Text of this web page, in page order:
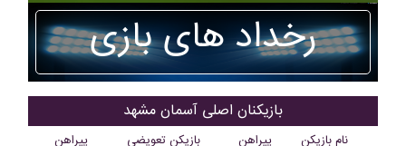
رخداد های بازی
بازیکنان اصلی آسمان مشهد
نام بازیکن پیراهن بازیکن تعویضی پیراهن